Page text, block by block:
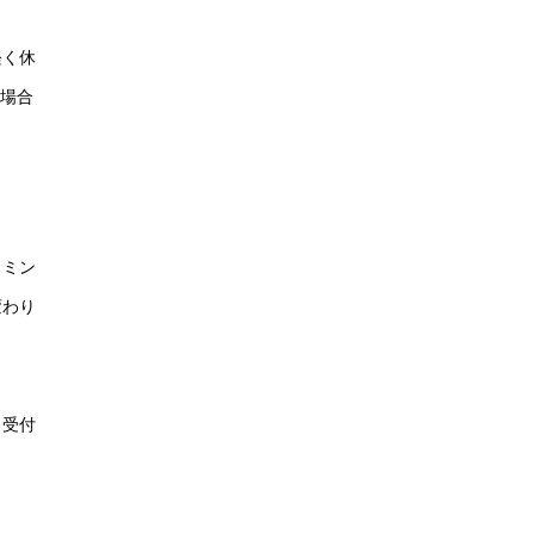
休
合
ン
り
付